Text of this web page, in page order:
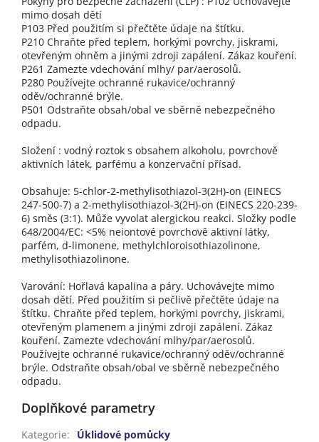
mimo dosah dětí
P103 Před použitím si přečtěte údaje na štítku.
P210 Chraňte před teplem, horkými povrchy, jiskrami,
otevřeným ohněm a jinými zdroji zapálení. Zákaz kouření.
P261 Zamezte vdechování mlhy/ par/aerosolů.
P280 Používejte ochranné rukavice/ochranný
oděv/ochranné brýle.
P501 Odstraňte obsah/obal ve sběrně nebezpečného
odpadu.
Složení : vodný roztok s obsahem alkoholu, povrchově
aktivních látek, parfému a konzervační přísad.
Obsahuje: 5-chlor-2-methylisothiazol-3(2H)-on (EINECS
247-500-7) a 2-methylisothiazol-3(2H)-on (EINECS 220-239-
6) směs (3:1). Může vyvolat alergickou reakci. Složky podle
648/2004/EC: <5% neiontové povrchově aktivní látky,
parfém, d-limonene, methylchloroisothiazolinone,
methylisothiazolinone.
Varování: Hořlavá kapalina a páry. Uchovávejte mimo
dosah dětí. Před použitím si pečlivě přečtěte údaje na
štítku. Chraňte před teplem, horkými povrchy, jiskrami,
otevřeným plamenem a jinými zdroji zapálení. Zákaz
kouření. Zamezte vdechování mlhy/par/aerosolů.
Používejte ochranné rukavice/ochranný oděv/ochranné
brýle. Odstraňte obsah/obal ve sběrně nebezpečného
odpadu.
Doplňkové parametry
Kategorie:
Úklidové pomůcky